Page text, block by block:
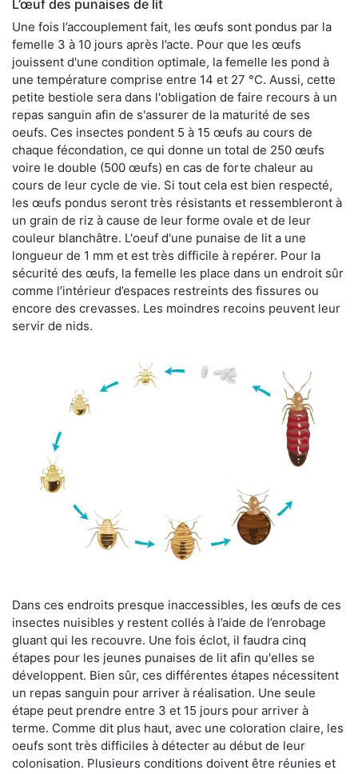
L’œuf des punaises de lit
Une fois l’accouplement fait, les œufs sont pondus par la
femelle 3 à 10 jours après l’acte. Pour que les œufs
jouissent d'une condition optimale, la femelle les pond à
une température comprise entre 14 et 27 °C. Aussi, cette
petite bestiole sera dans l'obligation de faire recours à un
repas sanguin afin de s'assurer de la maturité de ses
oeufs. Ces insectes pondent 5 à 15 œufs au cours de
chaque fécondation, ce qui donne un total de 250 œufs
voire le double (500 œufs) en cas de forte chaleur au
cours de leur cycle de vie. Si tout cela est bien respecté,
les œufs pondus seront très résistants et ressembleront à
un grain de riz à cause de leur forme ovale et de leur
couleur blanchâtre. L'oeuf d'une punaise de lit a une
longueur de 1 mm et est très difficile à repérer. Pour la
sécurité des œufs, la femelle les place dans un endroit sûr
comme l’intérieur d’espaces restreints des fissures ou
encore des crevasses. Les moindres recoins peuvent leur
servir de nids.
Dans ces endroits presque inaccessibles, les œufs de ces
insectes nuisibles y restent collés à l’aide de l’enrobage
gluant qui les recouvre. Une fois éclot, il faudra cinq
étapes pour les jeunes punaises de lit afin qu'elles se
développent. Bien sûr, ces différentes étapes nécessitent
un repas sanguin pour arriver à réalisation. Une seule
étape peut prendre entre 3 et 15 jours pour arriver à
terme. Comme dit plus haut, avec une coloration claire, les
oeufs sont très difficiles à détecter au début de leur
colonisation. Plusieurs conditions doivent être réunies et